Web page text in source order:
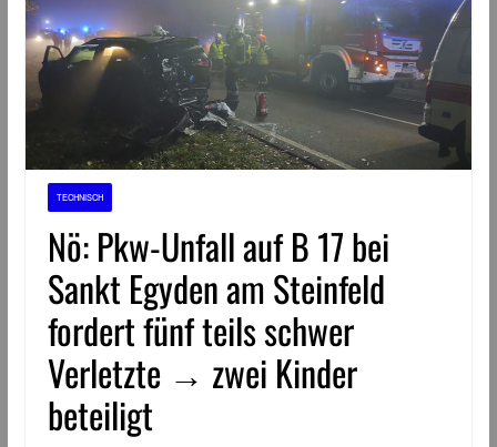
TECHNISCH
Nö: Pkw-Unfall auf B 17 bei
Sankt Egyden am Steinfeld
fordert fünf teils schwer
Verletzte → zwei Kinder
beteiligt